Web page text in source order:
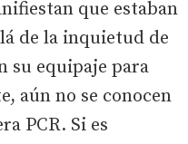
que estaban
de la inquietud de
su equipaje para
aún no se conocen
PCR. Si es